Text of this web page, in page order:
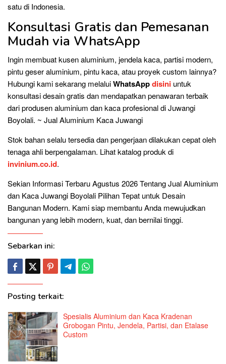
satu di Indonesia.
Konsultasi Gratis dan Pemesanan
Mudah via WhatsApp
Ingin membuat kusen aluminium, jendela kaca, partisi modern,
pintu geser aluminium, pintu kaca, atau proyek custom lainnya?
Hubungi kami sekarang melaluiWhatsAppdisini untuk
konsultasi desain gratis dan mendapatkan penawaran terbaik
dari produsen aluminium dan kaca profesional di Juwangi
Boyolali. ~ Jual Aluminium Kaca Juwangi
Stok bahan selalu tersedia dan pengerjaan dilakukan cepat oleh
tenaga ahli berpengalaman. Lihat katalog produk di
invinium.co.id.
Sekian Informasi Terbaru Agustus 2026 Tentang Jual Aluminium
dan Kaca Juwangi Boyolali Pilihan Tepat untuk Desain
Bangunan Modern. Kami siap membantu Anda mewujudkan
bangunan yang lebih modern, kuat, dan bernilai tinggi.
Sebarkan ini:
Posting terkait:
Spesialis Aluminium dan Kaca Kradenan
Grobogan Pintu, Jendela, Partisi, dan Etalase
Custom